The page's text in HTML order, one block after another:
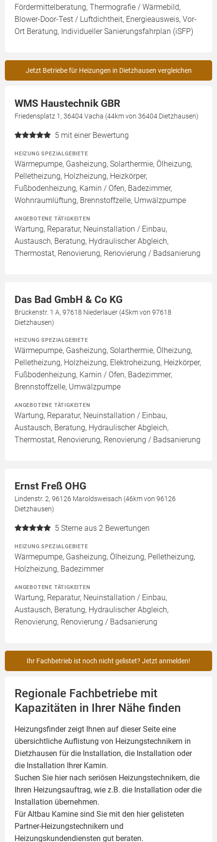
Fördermittelberatung, Thermografie / Wärmebild,
Blower-Door-Test / Luftdichtheit, Energieausweis, Vor-
Ort Beratung, Individueller Sanierungsfahrplan (iSFP)
Jetzt Betriebe für Heizungen in Dietzhausen vergleichen
WMS Haustechnik GBR
Friedensplatz 1, 36404 Vacha (44km von 36404 Dietzhausen)
5 mit einer Bewertung
HEIZUNG SPEZIALGEBIETE
Wärmepumpe, Gasheizung, Solarthermie, Ölheizung,
Pelletheizung, Holzheizung, Heizkörper,
Fußbodenheizung, Kamin / Ofen, Badezimmer,
Wohnraumlüftung, Brennstoffzelle, Umwälzpumpe
ANGEBOTENE TÄTIGKEITEN
Wartung, Reparatur, Neuinstallation / Einbau,
Austausch, Beratung, Hydraulischer Abgleich,
Thermostat, Renovierung, Renovierung / Badsanierung
Das Bad GmbH & Co KG
Brückenstr. 1 A, 97618 Niederlauer (45km von 97618
Dietzhausen)
HEIZUNG SPEZIALGEBIETE
Wärmepumpe, Gasheizung, Solarthermie, Ölheizung,
Pelletheizung, Holzheizung, Elektroheizung, Heizkörper,
Fußbodenheizung, Kamin / Ofen, Badezimmer,
Brennstoffzelle, Umwälzpumpe
ANGEBOTENE TÄTIGKEITEN
Wartung, Reparatur, Neuinstallation / Einbau,
Austausch, Beratung, Hydraulischer Abgleich,
Thermostat, Renovierung, Renovierung / Badsanierung
Ernst Freß OHG
Lindenstr. 2, 96126 Maroldsweisach (46km von 96126
Dietzhausen)
5 Sterne aus 2 Bewertungen
HEIZUNG SPEZIALGEBIETE
Wärmepumpe, Gasheizung, Ölheizung, Pelletheizung,
Holzheizung, Badezimmer
ANGEBOTENE TÄTIGKEITEN
Wartung, Reparatur, Neuinstallation / Einbau,
Austausch, Beratung, Hydraulischer Abgleich,
Renovierung, Renovierung / Badsanierung
Ihr Fachbetrieb ist noch nicht gelistet? Jetzt anmelden!
Regionale Fachbetriebe mit
Kapazitäten in Ihrer Nähe finden
Heizungsfinder zeigt Ihnen auf dieser Seite eine
übersichtliche Auflistung von Heizungstechnikern in
Dietzhausen für die Installation, die Installation oder
die Installation Ihrer Kamin.
Suchen Sie hier nach seriösen Heizungstechnikern, die
Ihren Heizungsauftrag, wie z.B. die Installation oder die
Installation übernehmen.
Für Altbau Kamine sind Sie mit den hier gelisteten
Partner-Heizungstechnikern und
Heizungskundendiensten gut beraten.